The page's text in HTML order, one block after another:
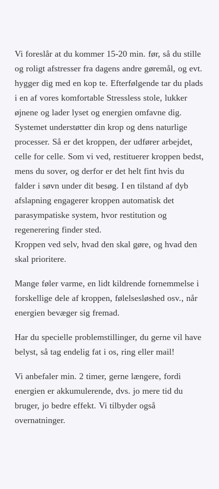
Cart
Vi foreslår at du kommer 15-20 min. før, så du stille
og roligt afstresser fra dagens andre gøremål, og evt.
hygger dig med en kop te. Efterfølgende tar du plads
i en af vores komfortable Stressless stole, lukker
øjnene og lader lyset og energien omfavne dig.
Systemet understøtter din krop og dens naturlige
processer. Så er det kroppen, der udfører arbejdet,
celle for celle. Som vi ved, restituerer kroppen bedst,
mens du sover, og derfor er det helt fint hvis du
falder i søvn under dit besøg. I en tilstand af dyb
afslapning engagerer kroppen automatisk det
parasympatiske system, hvor restitution og
regenerering finder sted.
Kroppen ved selv, hvad den skal gøre, og hvad den
skal prioritere.
Mange føler varme, en lidt kildrende fornemmelse i
forskellige dele af kroppen, følelsesløshed osv., når
energien bevæger sig fremad.
Har du specielle problemstillinger, du gerne vil have
belyst, så tag endelig fat i os, ring eller mail!
Vi anbefaler min. 2 timer, gerne længere, fordi
energien er akkumulerende, dvs. jo mere tid du
bruger, jo bedre effekt. Vi tilbyder også
overnatninger.